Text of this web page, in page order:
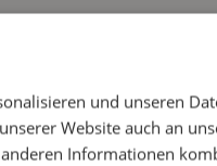
und unseren
Website auch an
Informationen